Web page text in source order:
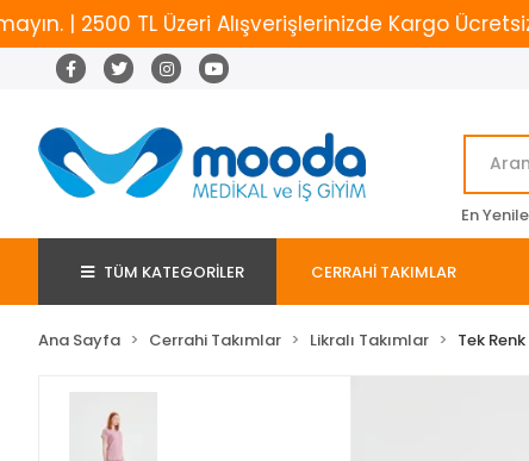
TL Üzeri Alışverişlerinizde Kargo Ücretsiz
En
TÜM KATEGORİLER CERRAHİ TAKIMLAR
Ana Sayfa Cerrahi Takımlar Likralı Takımlar Tek